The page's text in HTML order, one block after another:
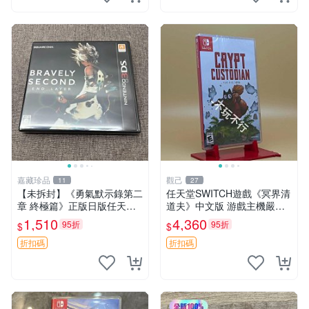
嘉藏珍品 11
【未拆封】《勇氣默示錄第二
章 終極篇》正版日版任天堂3
DS卡帶 狀態：全新未拆封，
由于未拆封無法檢查內部狀況
以及是否存在官瑕等問題…
$1,510 95折
折扣碼
觀己 27
任天堂SWITCH遊戲《冥界清
道夫》中文版 游戲主機嚴選
新品 拍賣前詳談 crypt custo
dian 游玩 游戲機
$4,360 95折
折扣碼